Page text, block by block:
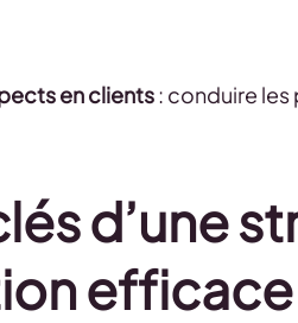
en clients: conduire les
d’une
efficace